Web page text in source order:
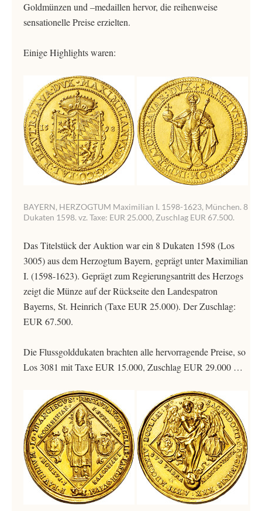
Goldmünzen und –medaillen hervor, die reihenweise
sensationelle Preise erzielten.
Einige Highlights waren:
BAYERN, HERZOGTUM Maximilian I. 1598-1623, München. 8
Dukaten 1598. vz. Taxe: EUR 25.000, Zuschlag EUR 67.500.
Das Titelstück der Auktion war ein 8 Dukaten 1598 (Los
3005) aus dem Herzogtum Bayern, geprägt unter Maximilian
I. (1598-1623). Geprägt zum Regierungsantritt des Herzogs
zeigt die Münze auf der Rückseite den Landespatron
Bayerns, St. Heinrich (Taxe EUR 25.000). Der Zuschlag:
EUR 67.500.
Die Flussgolddukaten brachten alle hervorragende Preise, so
Los 3081 mit Taxe EUR 15.000, Zuschlag EUR 29.000 …